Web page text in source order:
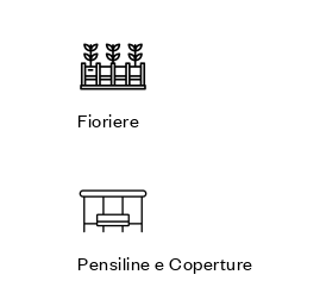
Fioriere
Pensiline e Coperture